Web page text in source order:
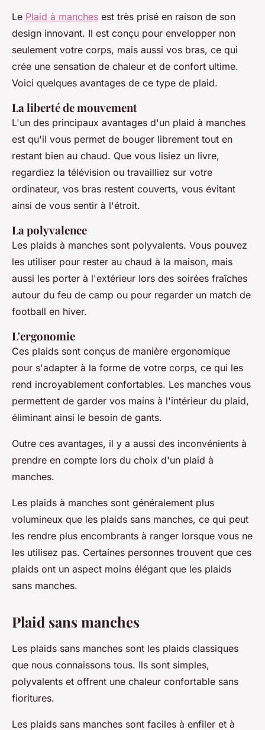
Le Plaid à manches est très prisé en raison de son
design innovant. Il est conçu pour envelopper non
seulement votre corps, mais aussi vos bras, ce qui
crée une sensation de chaleur et de confort ultime.
Voici quelques avantages de ce type de plaid.
La liberté de mouvement
L'un des principaux avantages d'un plaid à manches
est qu'il vous permet de bouger librement tout en
restant bien au chaud. Que vous lisiez un livre,
regardiez la télévision ou travailliez sur votre
ordinateur, vos bras restent couverts, vous évitant
ainsi de vous sentir à l'étroit.
La polyvalence
Les plaids à manches sont polyvalents. Vous pouvez
les utiliser pour rester au chaud à la maison, mais
aussi les porter à l'extérieur lors des soirées fraîches
autour du feu de camp ou pour regarder un match de
football en hiver.
L'ergonomie
Ces plaids sont conçus de manière ergonomique
pour s'adapter à la forme de votre corps, ce qui les
rend incroyablement confortables. Les manches vous
permettent de garder vos mains à l'intérieur du plaid,
éliminant ainsi le besoin de gants.
Outre ces avantages, il y a aussi des inconvénients à
prendre en compte lors du choix d'un plaid à
manches.
Les plaids à manches sont généralement plus
volumineux que les plaids sans manches, ce qui peut
les rendre plus encombrants à ranger lorsque vous ne
les utilisez pas. Certaines personnes trouvent que ces
plaids ont un aspect moins élégant que les plaids
sans manches.
Plaid sans manches
Les plaids sans manches sont les plaids classiques
que nous connaissons tous. Ils sont simples,
polyvalents et offrent une chaleur confortable sans
fioritures.
Les plaids sans manches sont faciles à enfiler et à